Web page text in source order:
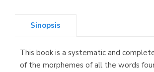
Librería Kolima
(Madrid)
Sinopsis
This book is a systematic and
of the morphemes of all the words